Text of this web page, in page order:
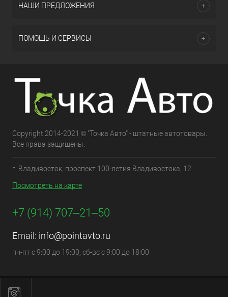
НАШИ ПРЕДЛОЖЕНИЯ
ПОМОЩЬ И СЕРВИСЫ
Copyright 2014-2021 © "Точка Авто" - штатные автотовары.
Все права защищены.
г. Владивосток, проспект 100-летия Владивостока, 12
Посмотреть на карте
+7 (914) 707‒21‒50
Email: info@pointavto.ru
пн-пт с 9:00 до 19:00, сб-вс с 9:00 до 18:00